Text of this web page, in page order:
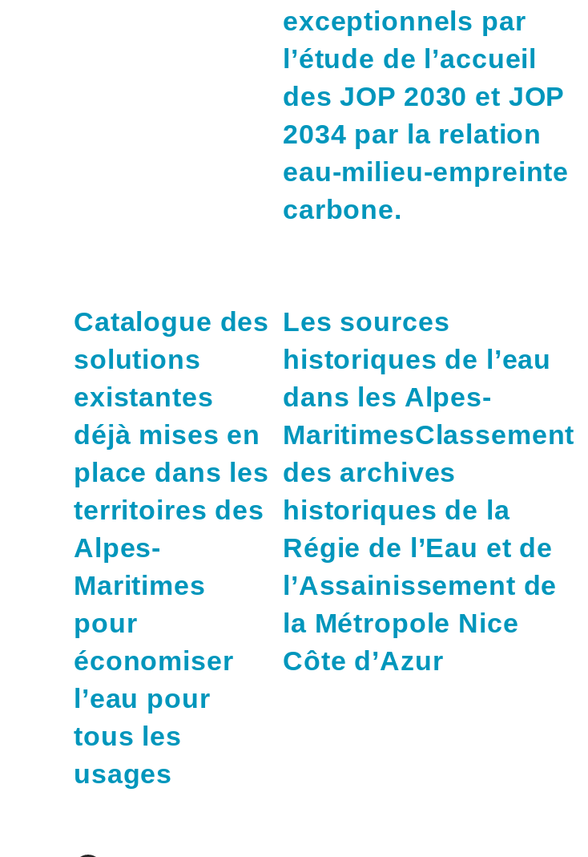
exceptionnels par
l’étude de l’accueil
des JOP 2030 et JOP
2034 par la relation
eau-milieu-empreinte
carbone.
Catalogue des
solutions
existantes
déjà mises en
place dans les
territoires des
Alpes-
Maritimes
pour
économiser
l’eau pour
tous les
usages
Les sources
historiques de l’eau
dans les Alpes-
MaritimesClassement
des archives
historiques de la
Régie de l’Eau et de
l’Assainissement de
la Métropole Nice
Côte d’Azur